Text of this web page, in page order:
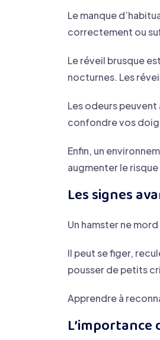
Le manque
correctement ou
Le réveil brusque
nocturnes. Les
Les odeurs peuvent
confondre vos
Enfin, un
augmenter le
Les signes
Un hamster ne
Il peut se figer,
pousser de petits
Apprendre à